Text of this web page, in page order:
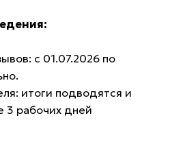
с 01.07.2026 по
итоги подводятся и
3 рабочих дней